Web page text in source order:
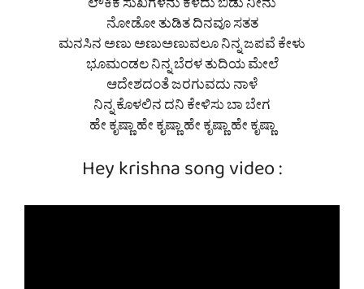
ಲೌಕಿಕ ಸುಖಗಳನು ಕಳೆದು ಬಿಡು ನೀನು
ನೋಡೋ ತುಡಿತ ದಿನವೂ ಸತತ
ಮನಸಿನ ಅಣು ಅಣುಅಣುವಲೂ ನಿನ್ನ ಜಪವೆ ಕೇಳು
ಭೂಮಂಡಲ ನಿನ್ನ ಬೆರಳ ತುದಿಯ ಮೇಲೆ
ಆದೇಶದಂತೆ ಜರಗುವದು ನಾಳೆ
ನಿನ್ನ ಕೊಳಲಿನ ದನಿ ಕೇಳಿಸು ಬಾ ಬೇಗ
ಹೇ ಕೃಷ್ಣಾ ಹೇ ಕೃಷ್ಣಾ ಹೇ ಕೃಷ್ಣಾ ಹೇ ಕೃಷ್ಣಾ
Hey krishna song video :